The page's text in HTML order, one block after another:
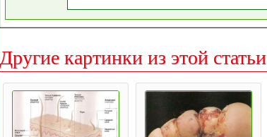
Другие картинки из этой статьи